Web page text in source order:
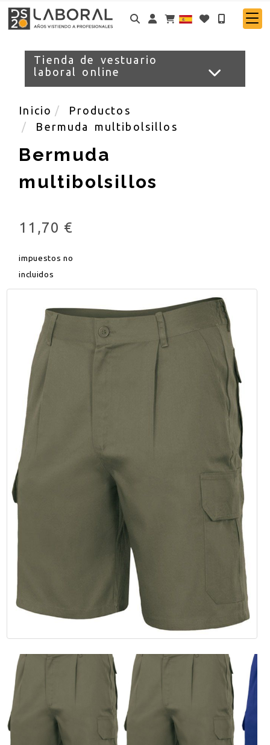
Identifícate
Tienda de vestuario
laboral online
Inicio
Productos
Bermuda multibolsillos
Bermuda
multibolsillos
11,70 €
impuestos no
incluidos